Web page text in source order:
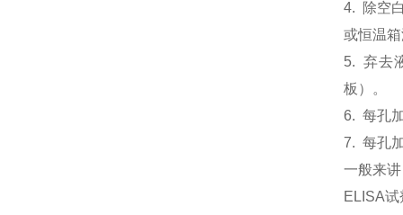
4. 除空
或恒温
5. 弃去
板）。
6. 每孔
7. 每孔
一般来
ELISA